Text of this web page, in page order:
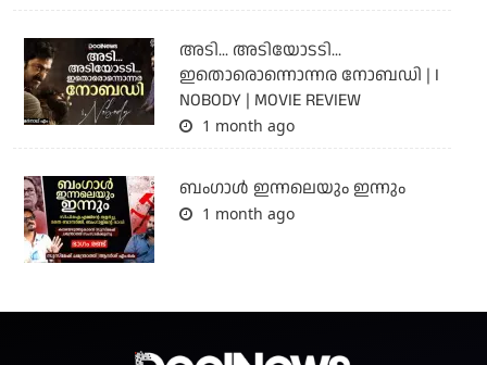
അടി... അടിയോടടി...
ഇതൊരൊന്നൊന്നര നോബഡി | I
NOBODY | MOVIE REVIEW
1 month ago
ബംഗാള്‍ ഇന്നലെയും ഇന്നും
1 month ago